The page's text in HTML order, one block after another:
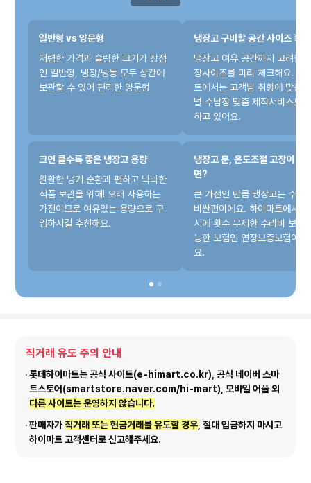
일반형 vs 양문형
저렴한 가격과 슬림한 크기가 장점
인 일반형, 냉장/냉동 모두 상칸에
보관할 수 있어 편리한 양문형
크면 클수록 좋은 냉장고 용량
원활한 냉기 순환과 편하고 넉넉한
식품 보관을 위해! 오래 사용하는
가전이므로 여유있는 용량으로 구
입하시길 추천해요.
냉장고 구비할 공간 사이즈 확인
냉장고 여유 공간까지 고려한
장사이즈를 미리 체크해요. 하
트에서는 고객님 취향에 맞춘
널 수납장 맞춤 제작서비스도
하고 있어요.
냉장고 문, 온도조절 고장이 생
면?
큰 가전인 만큼 냉장고는 수리
비싼편이에요. 하이마트에서는
시에 횟수 무제한 수리비 보장
능한 보험인 연장보증보험이
요.
직거래 유도 주의 안내
롯데하이마트는 공식 사이트(e-himart.co.kr), 공식 네이버 스마
트스토어(smartstore.naver.com/hi-mart), 모바일 어플 외
다른 사이트는 운영하지 않습니다.
판매자가직거래 또는 현금거래를 유도할 경우 , 절대 입금하지 마시고
하이마트 고객센터로 신고해주세요.